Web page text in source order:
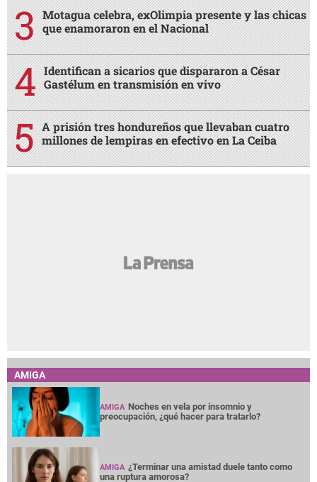
Motagua celebra, exOlimpia presente y las chicas
que enamoraron en el Nacional
Identifican a sicarios que dispararon a César
Gastélum en transmisión en vivo
A prisión tres hondureños que llevaban cuatro
millones de lempiras en efectivo en La Ceiba
AMIGA
AMIGA Noches en vela por insomnio y
preocupación, ¿qué hacer para tratarlo?
AMIGA ¿Terminar una amistad duele tanto como
una ruptura amorosa?